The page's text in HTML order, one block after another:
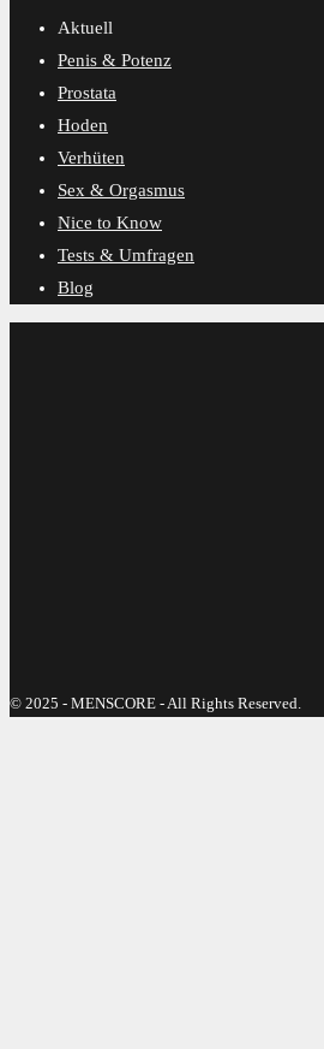
Aktuell
Penis & Potenz
Prostata
Hoden
Verhüten
Sex & Orgasmus
Nice to Know
Tests & Umfragen
Blog
© 2025 - MENSCORE - All Rights Reserved.